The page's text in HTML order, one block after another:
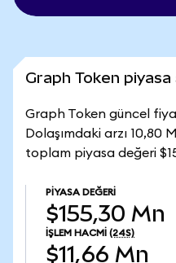
Graph Token
Graph Token güncel
Dolaşımdaki arzı 10,80
toplam piyasa değeri
PIYASA DEĞERI
$155,30 Mn
İŞLEM HACMI (24S)
$11,66 Mn